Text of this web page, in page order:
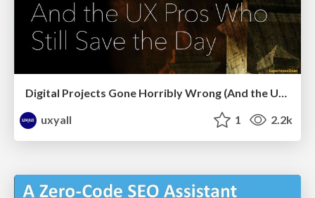
Digital Projects Gone Horribly Wrong (And the UX Pros Who Still Save the Day) - Dean Schuster
uxyall
1 2.2k